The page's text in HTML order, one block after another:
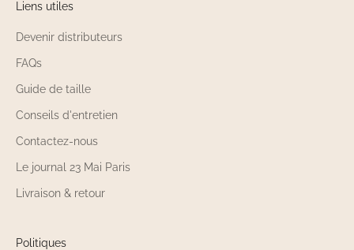
Liens utiles
Devenir distributeurs
FAQs
Guide de taille
Conseils d'entretien
Contactez-nous
Le journal 23 Mai Paris
Livraison & retour
Politiques